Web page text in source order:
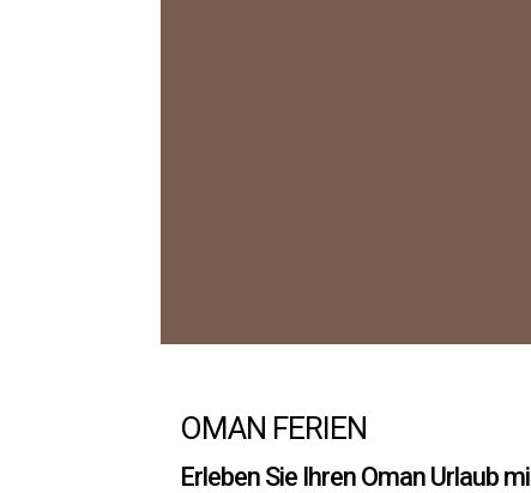
OMAN FERIEN
Erleben Sie Ihren Oman Urlaub